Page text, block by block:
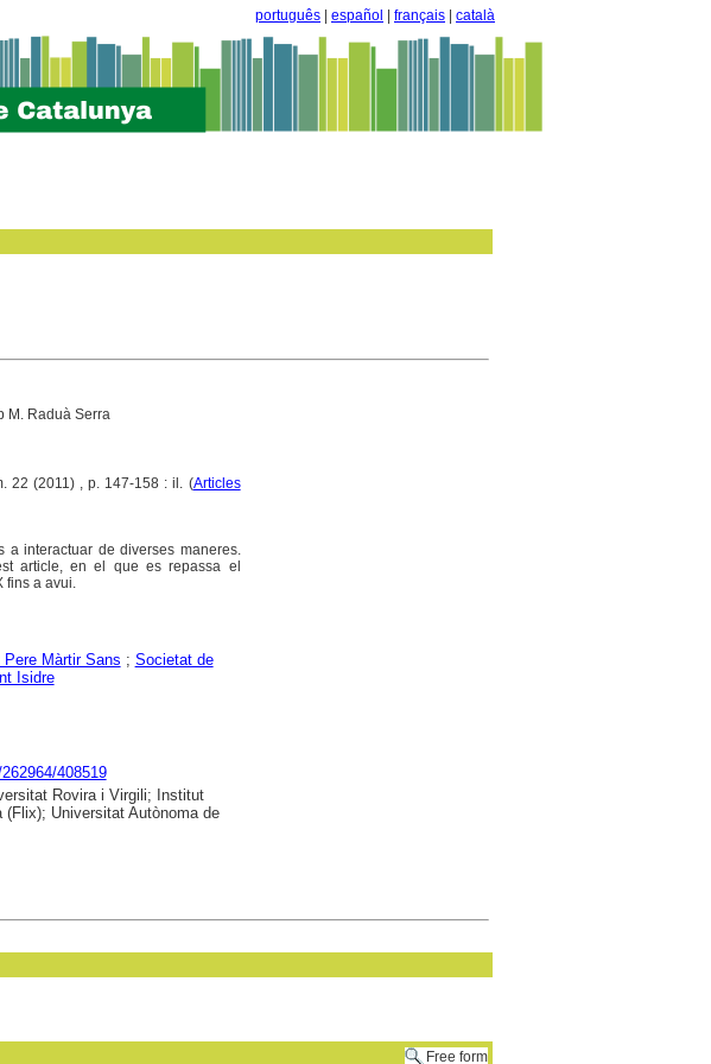
português español français català
M. Raduà Serra
22 (2011) , p. 147-158 : il. (Articles
a interactuar de diverses maneres.
article, en el que es repassa el
fins a avui.
Màrtir Sans ; Societat de
Isidre
408519
Rovira i Virgili; Institut
(Flix); Universitat Autònoma de
Free form